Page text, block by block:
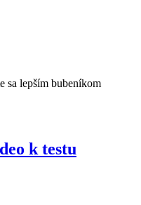
sa lepším bubeníkom
k testu